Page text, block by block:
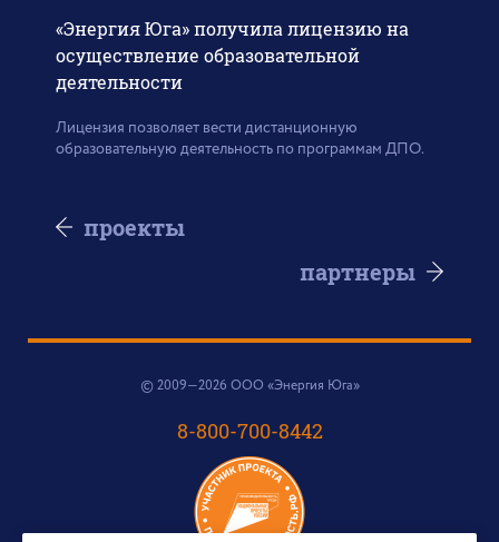
«Энергия Юга» получила лицензию на
осуществление образовательной
деятельности
Лицензия позволяет вести дистанционную
образовательную деятельность по программам ДПО.
проекты
партнеры
© 2009—2026 ООО «Энергия Юга»
8-800-700-8442